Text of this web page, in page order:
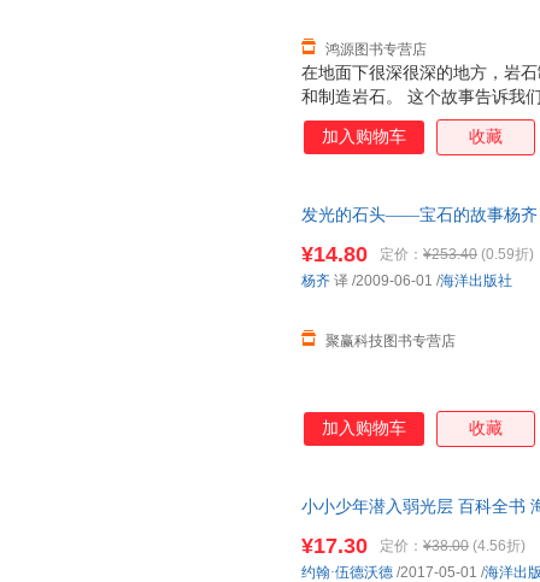
在地面下很深很深的地方，岩
和制造岩石。 这个故事告诉我
怎样经过数亿年来到地面上。
鸿源图书专营店
加入购物车 收藏
发光的石头——宝石的故事杨齐
¥14.80 定价： ¥253.40 (0.59折)
聚赢科技图书专营店
杨齐 译 /2009-06-01 /海洋出版社
加入购物车 收藏
小小少年潜入弱光层 百科全书
¥17.30 定价： ¥38.00 (4.56折)
约翰·伍德沃德 /2017-05-01 /海洋出